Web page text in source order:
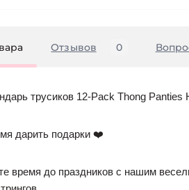
Отзывов 0
трусиков 12-Pack Thong Panties
дарить подарки ❤️
время до праздников с нашим